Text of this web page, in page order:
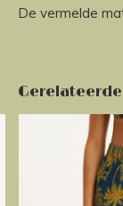
De vermelde